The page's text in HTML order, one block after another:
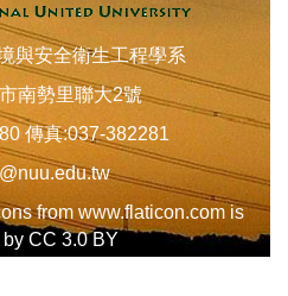
與安全衛生工程學系
南勢里聯大2號
傳真:037-382281
from www.flaticon.com is
by CC 3.0 BY